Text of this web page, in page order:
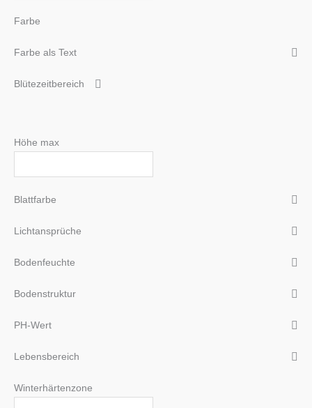
Farbe
Farbe als Text
Blütezeitbereich
Höhe max
Blattfarbe
Lichtansprüche
Bodenfeuchte
Bodenstruktur
PH-Wert
Lebensbereich
Winterhärtenzone